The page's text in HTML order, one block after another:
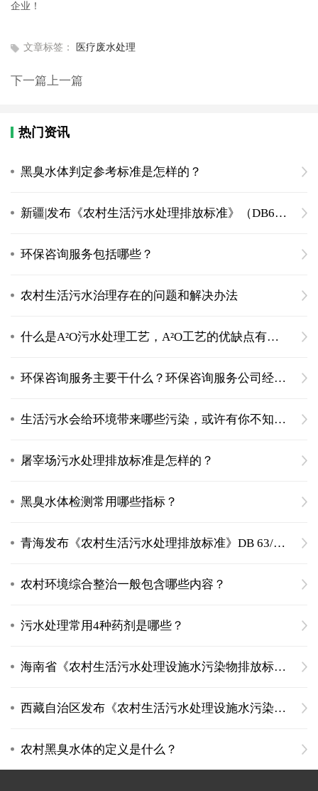
企业！
文章标签： 医疗废水处理
下一篇 上一篇
热门资讯
黑臭水体判定参考标准是怎样的？
新疆|发布《农村生活污水处理排放标准》（DB65 4275-2019）
环保咨询服务包括哪些？
农村生活污水治理存在的问题和解决办法
什么是A²O污水处理工艺，A²O工艺的优缺点有什么
环保咨询服务主要干什么？环保咨询服务公司经营范围
生活污水会给环境带来哪些污染，或许有你不知道的危害
屠宰场污水处理排放标准是怎样的？
黑臭水体检测常用哪些指标？
青海发布《农村生活污水处理排放标准》DB 63/T 1777—2020
农村环境综合整治一般包含哪些内容？
污水处理常用4种药剂是哪些？
海南省《农村生活污水处理设施水污染物排放标准》DB46/483-2019
西藏自治区发布《农村生活污水处理设施水污染物排放标准》
农村黑臭水体的定义是什么？